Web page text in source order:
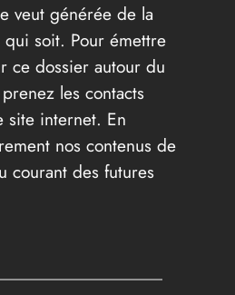
veut générée de la
soit. Pour émettre
ce dossier autour du
les contacts
site internet. En
nos contenus de
courant des futures